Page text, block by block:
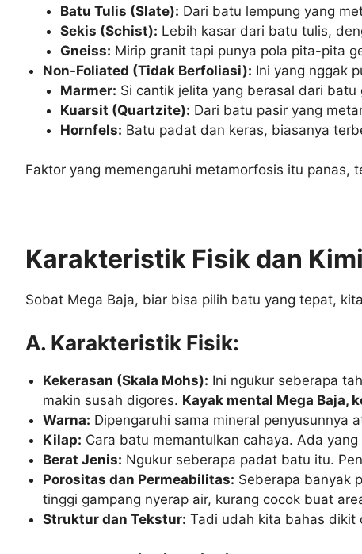
Batu Tulis (Slate): Dari batu lempung yang
Sekis (Schist): Lebih kasar dari batu tulis,
Gneiss: Mirip granit tapi punya pola pita-pita
Non-Foliated (Tidak Berfoliasi): Ini yang nggak
Marmer: Si cantik jelita yang berasal dari
Kuarsit (Quartzite): Dari batu pasir yang
Hornfels: Batu padat dan keras, biasanya
Faktor yang memengaruhi metamorfosis itu panas,
Karakteristik Fisik dan
Sobat Mega Baja, biar bisa pilih batu yang tepat,
A. Karakteristik Fisik:
Kekerasan (Skala Mohs): Ini ngukur seberapa
makin susah digores. Kayak mental Mega Baja,
Warna: Dipengaruhi sama mineral penyusunnya
Kilap: Cara batu memantulkan cahaya. Ada
Berat Jenis: Ngukur seberapa padat batu itu.
Porositas dan Permeabilitas: Seberapa banyak
tinggi gampang nyerap air, kurang cocok buat
Struktur dan Tekstur: Tadi udah kita bahas